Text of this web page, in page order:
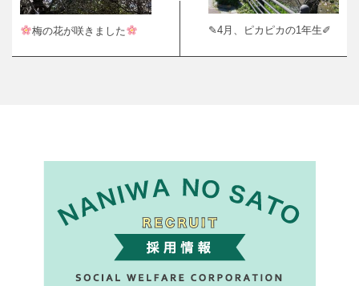
梅の花が咲きました ✎4月、ピカピカの1年生✐